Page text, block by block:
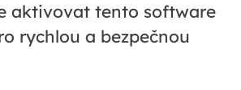
aktivovat tento software
rychlou a bezpečnou